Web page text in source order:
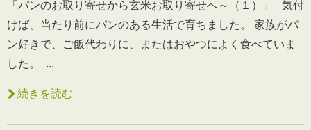
「パンのお取り寄せから玄米お取り寄せへ～（１）」 気付
けば、当たり前にパンのある生活で育ちました。 家族がパ
ン好きで、ご飯代わりに、またはおやつによく食べていま
した。 ...
続きを読む